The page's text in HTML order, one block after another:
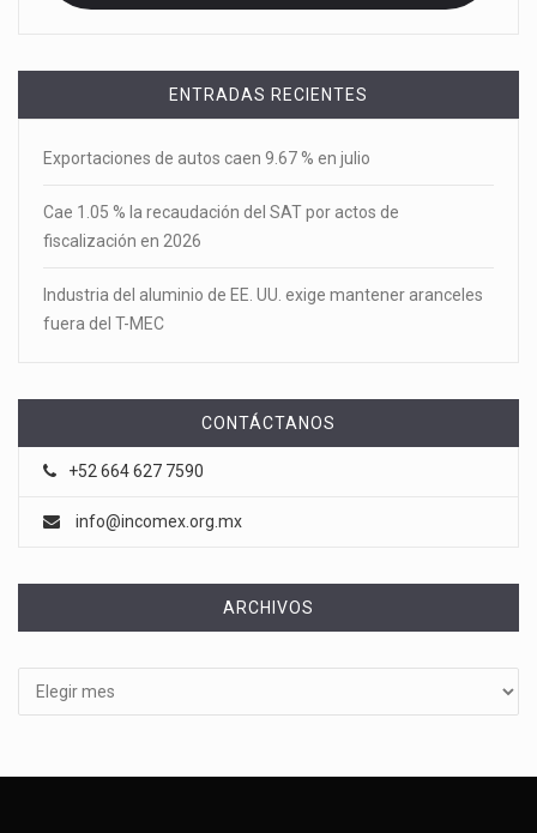
ENTRADAS RECIENTES
Exportaciones de autos caen 9.67 % en julio
Cae 1.05 % la recaudación del SAT por actos de
fiscalización en 2026
Industria del aluminio de EE. UU. exige mantener aranceles
fuera del T-MEC
CONTÁCTANOS
+52 664 627 7590
info@incomex.org.mx
ARCHIVOS